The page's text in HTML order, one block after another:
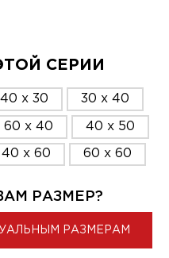
СЕРИИ
40 x 30 30 x 40
60 x 40 40 x 50
40 x 60 60 x 60
РАЗМЕР?
РАЗМЕРАМ